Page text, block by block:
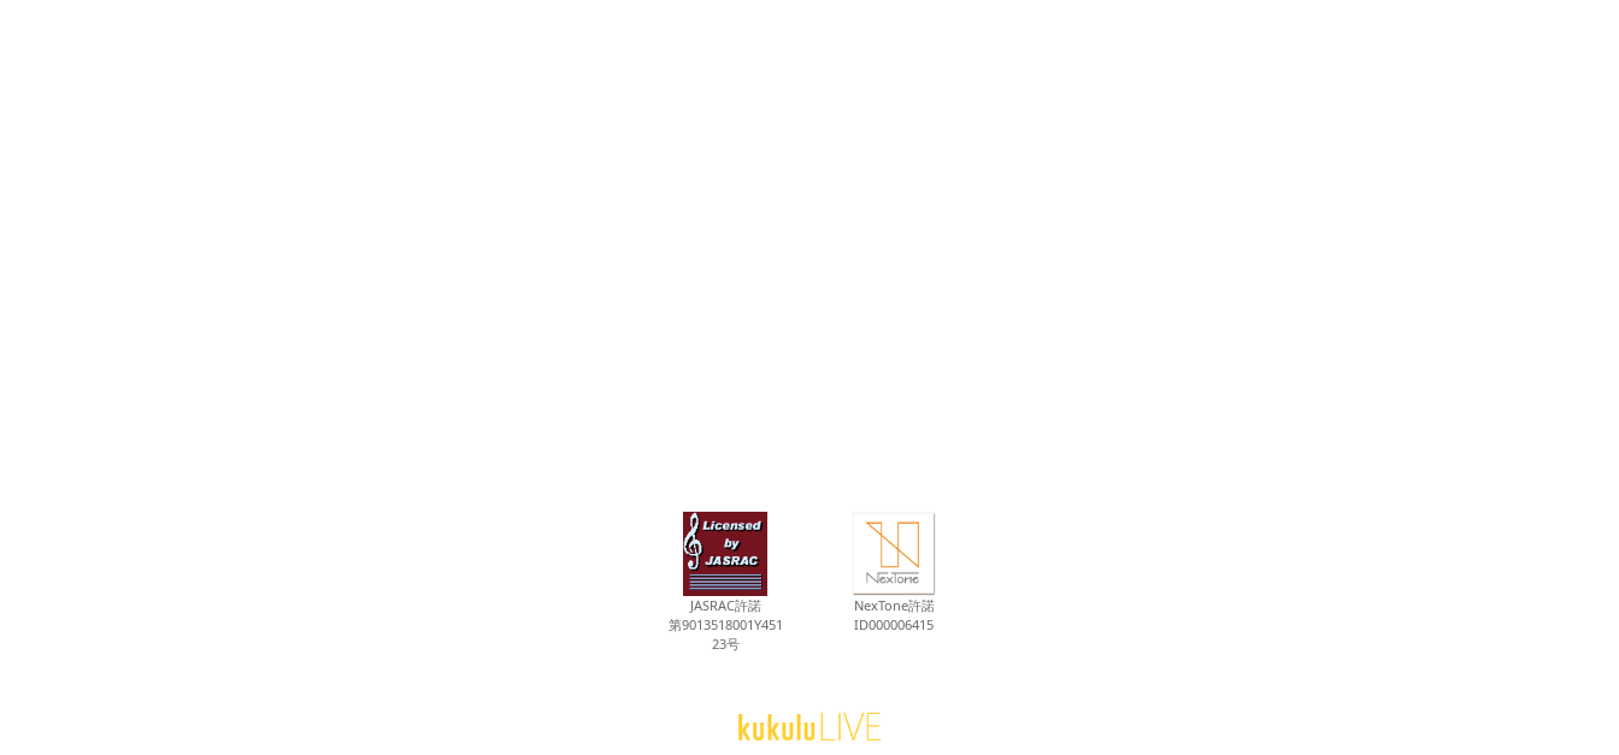
JASRAC許諾
第9013518001Y451
23号
NexTone許諾
ID000006415